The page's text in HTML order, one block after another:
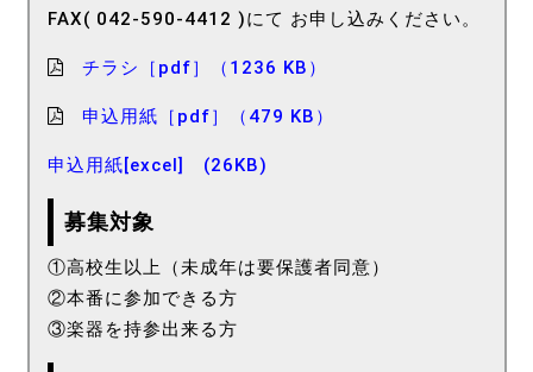
FAX( 042-590-4412 )にて お申し込みください。
チラシ［pdf］（1236 KB）
申込用紙［pdf］（479 KB）
申込用紙[excel] (26KB)
募集対象
①高校生以上（未成年は要保護者同意）
②本番に参加できる方
③楽器を持参出来る方